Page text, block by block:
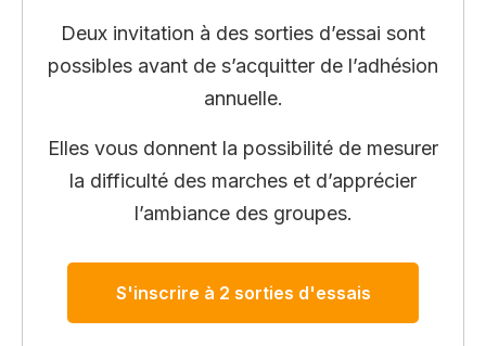
Deux invitation à des sorties d’essai sont
possibles avant de s’acquitter de l’adhésion
annuelle.
Elles vous donnent la possibilité de mesurer
la difficulté des marches et d’apprécier
l’ambiance des groupes.
S'inscrire à 2 sorties d'essais